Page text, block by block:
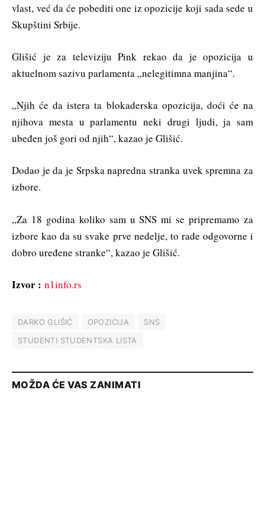
vlast, već da će pobediti one iz opozicije koji sada sede u
Skupštini Srbije.
Glišić je za televiziju Pink rekao da je opozicija u
aktuelnom sazivu parlamenta „nelegitimna manjina“.
„Njih će da istera ta blokaderska opozicija, doći će na
njihova mesta u parlamentu neki drugi ljudi, ja sam
ubeđen još gori od njih“, kazao je Glišić.
Dodao je da je Srpska napredna stranka uvek spremna za
izbore.
„Za 18 godina koliko sam u SNS mi se pripremamo za
izbore kao da su svake prve nedelje, to rade odgovorne i
dobro uređene stranke“, kazao je Glišić.
Izvor : n1info.rs
DARKO GLIŠIĆ OPOZICIJA
SNS
STUDENTI STUDENTSKA LISTA
MOŽDA ĆE VAS ZANIMATI